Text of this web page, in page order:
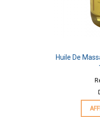
Huile De